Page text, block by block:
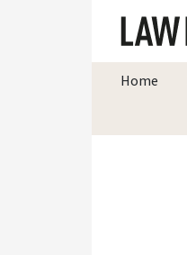
Home